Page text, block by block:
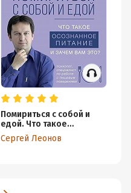
Помириться с собой и
едой. Что такое
осознанное питание и
зачем вам это?
Сергей Леонов